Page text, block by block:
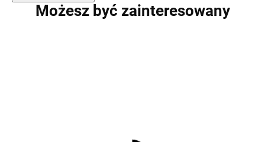
Możesz być zainteresowany